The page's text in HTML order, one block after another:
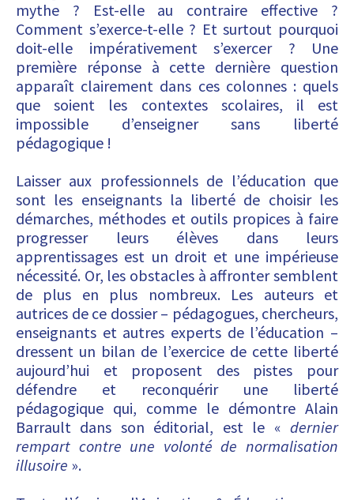
mythe ? Est-elle au contraire effective ?
Comment s’exerce-t-elle ? Et surtout pourquoi
doit-elle impérativement s’exercer ? Une
première réponse à cette dernière question
apparaît clairement dans ces colonnes : quels
que soient les contextes scolaires, il est
impossible d’enseigner sans liberté
pédagogique !
Laisser aux professionnels de l’éducation que
sont les enseignants la liberté de choisir les
démarches, méthodes et outils propices à faire
progresser leurs élèves dans leurs
apprentissages est un droit et une impérieuse
nécessité. Or, les obstacles à affronter semblent
de plus en plus nombreux. Les auteurs et
autrices de ce dossier – pédagogues, chercheurs,
enseignants et autres experts de l’éducation –
dressent un bilan de l’exercice de cette liberté
aujourd’hui et proposent des pistes pour
défendre et reconquérir une liberté
pédagogique qui, comme le démontre Alain
Barrault dans son éditorial, est le « dernier
rempart contre une volonté de normalisation
illusoire ».